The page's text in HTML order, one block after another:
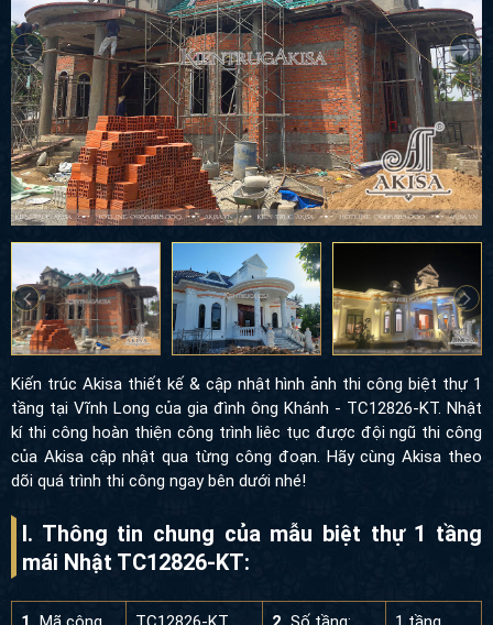
Kiến trúc Akisa thiết kế & cập nhật hình ảnh thi công biệt thự 1
tầng tại Vĩnh Long của gia đình ông Khánh - TC12826-KT. Nhật
kí thi công hoàn thiện công trình liêc tục được đội ngũ thi công
của Akisa cập nhật qua từng công đoạn. Hãy cùng Akisa theo
dõi quá trình thi công ngay bên dưới nhé!
I. Thông tin chung của mẫu biệt thự 1 tầng
mái Nhật TC12826-KT: